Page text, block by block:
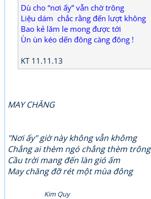
Dù cho “nơi ấy” vẫn chờ trông
Liệu dám chắc rằng đến lượt không
Bao kẻ lăm le mong được tới
Ùn ùn kéo dến đông càng đông !
KT 11.11.13
MAY CHĂNG
"Nơi ấy" giờ này không vẫn khômg
Chẳng ai thèm ngó chẳng thèm trông
Cầu trời mang đến làn gió ấm
May chăng đỡ rét một mùa đông
Kim Quy